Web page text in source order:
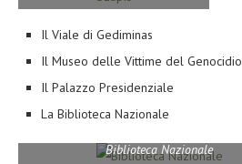
Il Viale di Gediminas
Il Museo delle Vittime del Genocidio
Il Palazzo Presidenziale
La Biblioteca Nazionale
Biblioteca Nazionale